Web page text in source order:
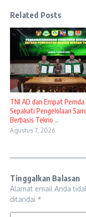
Related Posts
TNI AD dan Empat Pemda
Sepakati Pengelolaan
Berbasis Tekno ...
Agustus 7, 2026
Tinggalkan Balasan
Alamat email Anda
ditandai *